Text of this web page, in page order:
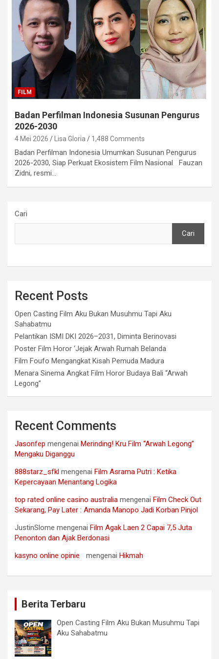
FILM
Badan Perfilman Indonesia Susunan Pengurus
2026-2030
4 Mei 2026 Lisa Gloria 1,488 Comments
Badan Perfilman Indonesia Umumkan Susunan Pengurus
2026-2030, Siap Perkuat Ekosistem Film Nasional Fauzan
Zidni, resmi…
Cari
Cari
Recent Posts
Open Casting Film Aku Bukan Musuhmu Tapi Aku
Sahabatmu
Pelantikan ISMI DKI 2026–2031, Diminta Berinovasi
Poster Film Horor ‘Jejak Arwah Rumah Belanda
Film Foufo Mengangkat Kisah Pemuda Madura
Menara Sinema Angkat Film Horor Budaya Bali “Arwah
Legong”
Recent Comments
Jasonfep mengenai Merinding! Kru Film “Arwah Legong”
Mengaku Diganggu
888starz_sfkl mengenai Film Asrama Putri : Ketika
Kepercayaan Menantang Logika
top rated online casino australia mengenai Film Check Out
Sekarang, Pay Later : Amanda Manopo Jadi Korban Pinjol
JustinSlome mengenai Film Agak Laen 2 Capai 7,5 Juta
Penonton dan Ajak Berdonasi
kasyno online opinie
mengenai Hikmah
Berita Terbaru
Open Casting Film Aku Bukan Musuhmu Tapi
Aku Sahabatmu